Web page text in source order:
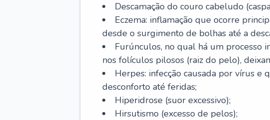
Descamação do couro cabeludo
Eczema: inflamação que ocorre
desde o surgimento de bolhas até a
Furúnculos, no qual há um processo
nos folículos pilosos (raiz do pelo),
Herpes: infecção causada por vírus e
desconforto até feridas;
Hiperidrose (suor excessivo);
Hirsutismo (excesso de pelos);